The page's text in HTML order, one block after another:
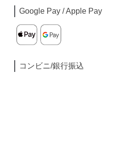
Google Pay / Apple Pay
コンビニ/銀行振込